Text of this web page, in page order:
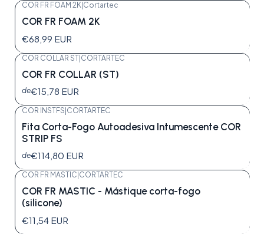
COR FR FOAM 2K Cortartec
COR FR FOAM 2K
€68,99 EUR
COR COLLAR ST|CORTARTEC
COR FR COLLAR (ST)
de€15,78 EUR
COR INSTFS CORTARTEC
Fita Corta-Fogo Autoadesiva Intumescente COR
STRIP FS
de€114,80 EUR
COR FR MASTIC CORTARTEC
COR FR MASTIC - Mástique corta-fogo
(silicone)
€11,54 EUR